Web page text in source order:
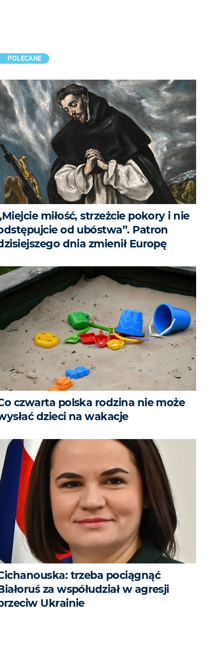
POLECANE
miłość, strzeżcie pokory i nie
od ubóstwa”. Patron
dnia zmienił Europę
czwarta polska rodzina nie może
dzieci na wakacje
trzeba pociągnąć
za współudział w agresji
Ukrainie